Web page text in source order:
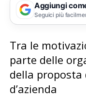
Aggiungi
Seguici più
Tra le
parte delle
della proposta
d’azienda